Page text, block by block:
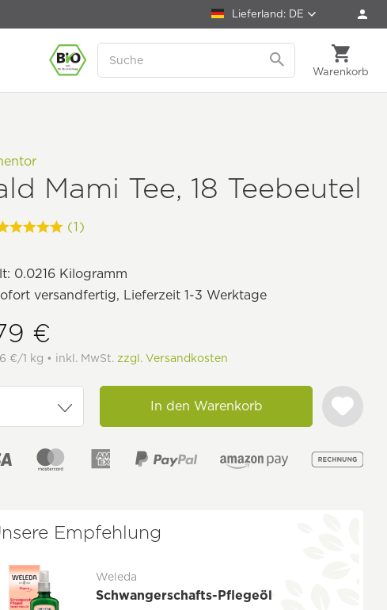
Lieferland: DE
Warenkorb
Mami Tee, 18 Teebeutel
(1)
0.0216 Kilogramm
versandfertig, Lieferzeit 1-3 Werktage
€
€/1 kg • inkl. MwSt. zzgl. Versandkosten
In den Warenkorb
Empfehlung
Weleda
Schwangerschafts-Pflegeöl